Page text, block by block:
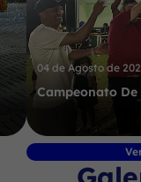
04 de Agosto de
Campeonato
Seção Galeria